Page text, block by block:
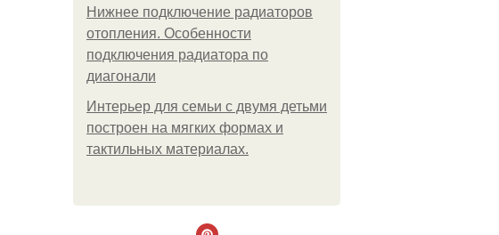
Нижнее подключение радиаторов
отопления. Особенности
подключения радиатора по
диагонали
Интерьер для семьи с двумя детьми
построен на мягких формах и
тактильных материалах.